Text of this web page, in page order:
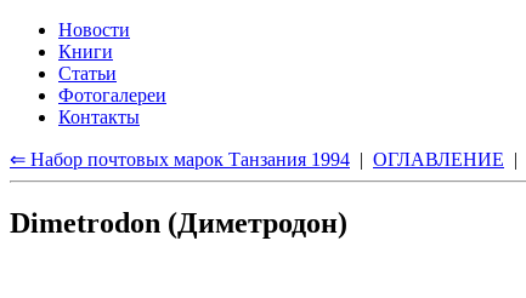
Новости
Книги
Статьи
Фотогалереи
Контакты
⇐ Набор почтовых марок Танзания 1994 | ОГЛАВЛЕНИЕ |
Dimetrodon (Диметродон)